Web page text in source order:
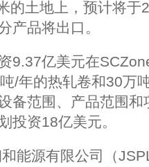
的土地上，预计将于
产品将出口。
9.37亿美元在
/年的热轧卷和30万
备范围、产品范围
投资18亿美元。
能源有限公司（